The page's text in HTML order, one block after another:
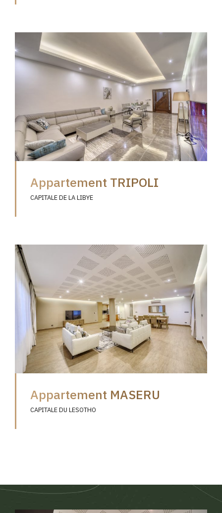
Appartement TRIPOLI
CAPITALE DE LA LIBYE
Appartement MASERU
CAPITALE DU LESOTHO